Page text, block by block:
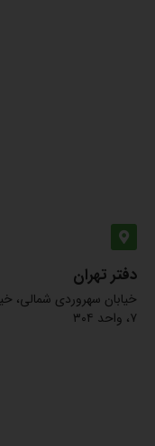
دفتر تهران
۷، واحد ۳۰۴